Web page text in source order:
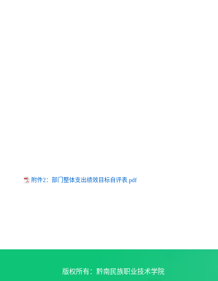
附件2：部门整体支出绩效目标自评表.pdf
版权所有：黔南民族职业技术学院